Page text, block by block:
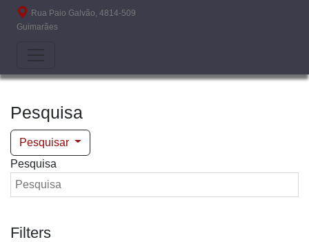
Passar para o conteúdo principal
Rua Paio Galvão, 4814-509
Guimarães
Pesquisa
Pesquisar
Pesquisa
Filters